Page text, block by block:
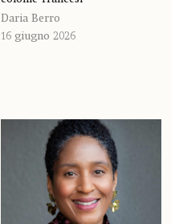
Daria Berro
16 giugno 2026